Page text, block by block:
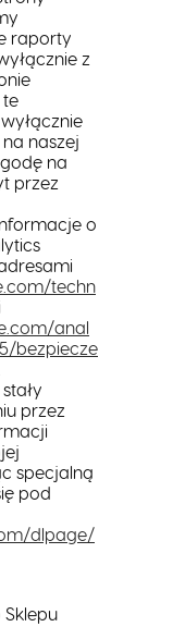
raporty
z
te
naszej
na
przez
o
techn
anal
bezpiecze
przez
specjalną
pod
dlpage/